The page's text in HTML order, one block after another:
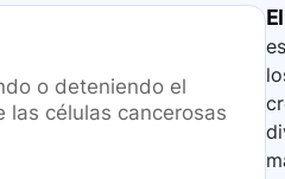
o deteniendo el
las células cancerosas